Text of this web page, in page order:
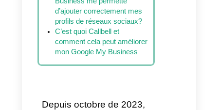
quoi?
Comment ajouter des profils
de réseaux sociaux à Google
My Business
Comment augmenter la
possibilité que Google My
profils de réseaux sociaux?